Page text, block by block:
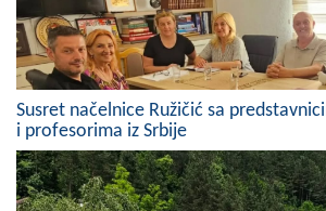
Izvještaj o radu načelnika
SKUPŠTINA
Statut Opštine
Skupštinsko vijeće opštine
Susret načelnice Ružičić sa
i profesorima iz Srbije